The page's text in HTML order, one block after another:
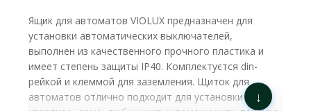
Ящик для автоматов VIOLUX предназначен для
установки автоматических выключателей,
выполнен из качественного прочного пластика и
имеет степень защиты IP40. Комплектуєтся din-
рейкой и клеммой для заземления. Щиток для
автоматов отлично подходит для установки как в
↓